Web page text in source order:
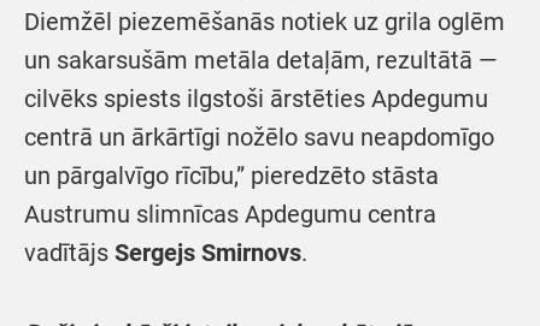
Diemžēl piezemēšanās notiek uz grila oglēm
un sakarsušām metāla detaļām, rezultātā —
cilvēks spiests ilgstoši ārstēties Apdegumu
centrā un ārkārtīgi nožēlo savu neapdomīgo
un pārgalvīgo rīcību,” pieredzēto stāsta
Austrumu slimnīcas Apdegumu centra
vadītājs Sergejs Smirnovs.